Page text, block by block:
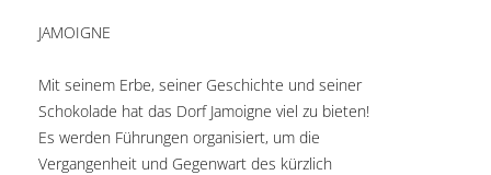
JAMOIGNE
Mit seinem Erbe, seiner Geschichte und seiner
Schokolade hat das Dorf Jamoigne viel zu bieten!
Es werden Führungen organisiert, um die
Vergangenheit und Gegenwart des kürzlich